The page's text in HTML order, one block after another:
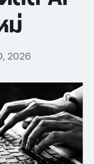
ม่
2026